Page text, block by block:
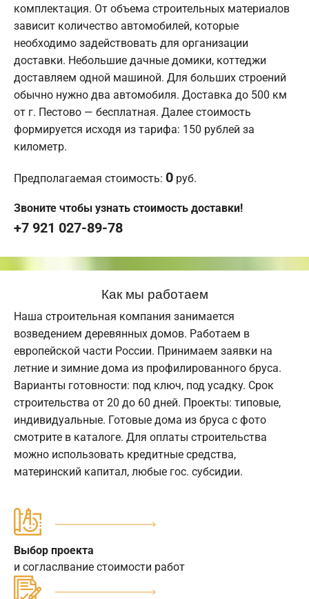
комплектация. От объема строительных материалов
зависит количество автомобилей, которые
необходимо задействовать для организации
доставки. Небольшие дачные домики, коттеджи
доставляем одной машиной. Для больших строений
обычно нужно два автомобиля. Доставка до 500 км
от г. Пестово — бесплатная. Далее стоимость
формируется исходя из тарифа: 150 рублей за
километр.
Предполагаемая стоимость: 0 руб.
Звоните чтобы узнать стоимость доставки!
+7 921 027-89-78
Как мы работаем
Наша строительная компания занимается
возведением деревянных домов. Работаем в
европейской части России. Принимаем заявки на
летние и зимние дома из профилированного бруса.
Варианты готовности: под ключ, под усадку. Срок
строительства от 20 до 60 дней. Проекты: типовые,
индивидуальные. Готовые дома из бруса с фото
смотрите в каталоге. Для оплаты строительства
можно использовать кредитные средства,
материнский капитал, любые гос. субсидии.
Выбор проекта
и согласлвание стоимости работ